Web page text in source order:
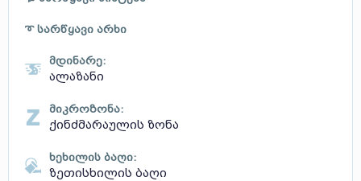
➰ სარწყავი არხი
მდინარე:
ალაზანი
მიკროზონა:
ქინძმარაულის ზონა
ხეხილის ბაღი:
ზეთისხილის ბაღი